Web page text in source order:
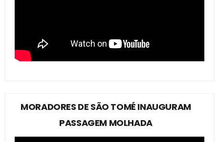
MORADORES DE SÃO TOMÉ INAUGURAM
PASSAGEM MOLHADA